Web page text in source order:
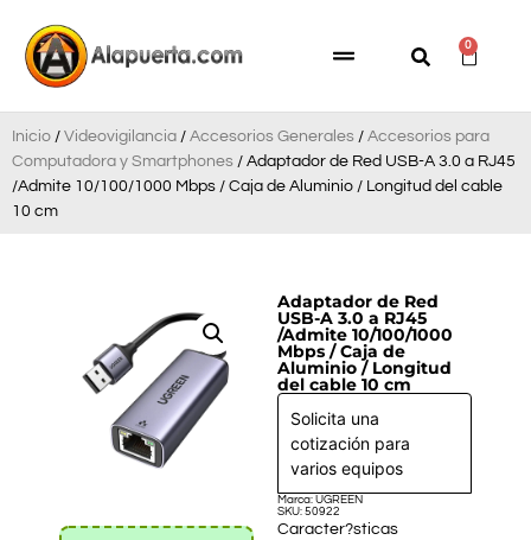
0
Inicio / Videovigilancia / Accesorios Generales / Accesorios para
Computadora y Smartphones / Adaptador de Red USB-A 3.0 a RJ45
/Admite 10/100/1000 Mbps / Caja de Aluminio / Longitud del cable
10 cm
Adaptador de Red
USB-A 3.0 a RJ45
/Admite 10/100/1000
Mbps / Caja de
Aluminio / Longitud
del cable 10 cm
Solicita una
cotización para
varios equipos
Marca: UGREEN
SKU: 50922
Caracter?sticas